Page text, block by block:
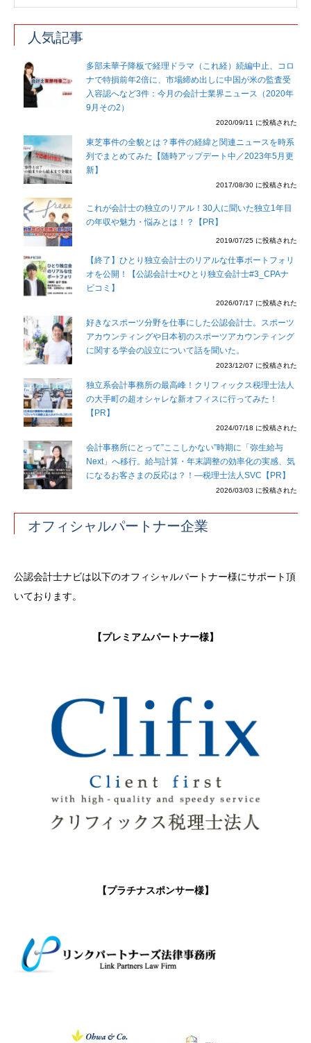
人気記事
多部未華子降板で経理ドラマ（これ経）続編中止、コロ
ナで特損前年2倍に、市場締め出しに中国が米の監査受
入容認へなど3件：今月の会計士業界ニュース（2020年
9月その2）
2020/09/11 に投稿された
東芝事件の全貌とは？事件の経緯と関連ニュースを時系
列でまとめてみた【随時アップデート中／2023年5月更
新】
2017/08/30 に投稿された
これが会計士の独立のリアル！30人に聞いた独立1年目
の年収や魅力・悩みとは！？【PR】
2019/07/25 に投稿された
【終了】ひとり独立会計士のリアルな仕事ポートフォリ
オを公開！【公認会計士×ひとり独立会計士#3_CPAナ
ビコミ】
2026/07/17 に投稿された
好きなスポーツ分野を仕事にした公認会計士。スポーツ
アカウンティングや日本初のスポーツアカウンティング
に関する学会の設立について話を聞いた。
2023/12/07 に投稿された
独立系会計事務所の最高峰！クリフィックス税理士法人
の大手町の超オシャレな新オフィスに行ってみた！
【PR】
2024/07/18 に投稿された
会計事務所にとって”ここしかない”時期に「弥生給与
Next」へ移行。給与計算・年末調整の効率化の実感、気
になるお客さまの反応は？！―税理士法人SVC【PR】
2026/03/03 に投稿された
オフィシャルパートナー企業
公認会計士ナビは以下のオフィシャルパートナー様にサポート頂
いております。
【プレミアムパートナー様】
【プラチナスポンサー様】